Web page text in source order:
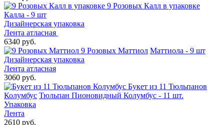
9 Розовых Калл в упаковке
Калла - 9 шт
Дизайнерская упаковка
Лента атласная
6340 руб.
9 Розовых Маттиол Маттиола - 9 шт
Дизайнерская упаковка
Лента атласная
3060 руб.
Букет из 11 Тюльпанов
Колумбус Тюльпан Пионовидный Колумбус - 11 шт.
Упаковка
Лента
2610 руб.